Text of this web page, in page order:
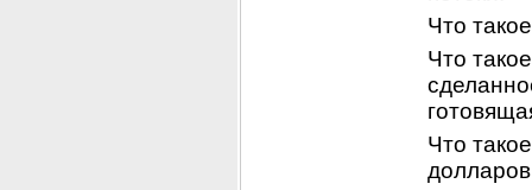
Что
Что
Что